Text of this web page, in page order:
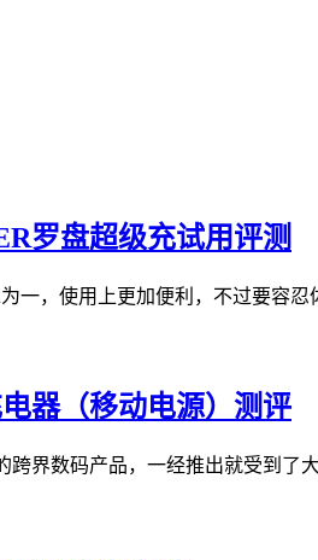
罗盘超级充试用评测
一，使用上更加便利，不过要容
器（移动电源）测评
跨界数码产品，一经推出就受到